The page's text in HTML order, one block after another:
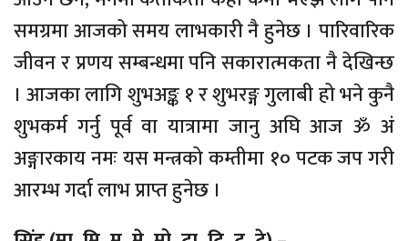
समग्रमा आजको समय लाभकारी नै हुनेछ । पारिवारिक
जीवन र प्रणय सम्बन्धमा पनि सकारात्मकता नै देखिन्छ
। आजका लागि शुभअङ्क १ र शुभरङ्ग गुलाबी हो भने कुनै
शुभकर्म गर्नु पूर्व वा यात्रामा जानु अघि आज ॐ अं
अङ्गारकाय नमः यस मन्त्रको कम्तीमा १० पटक जप गरी
आरम्भ गर्दा लाभ प्राप्त हुनेछ ।